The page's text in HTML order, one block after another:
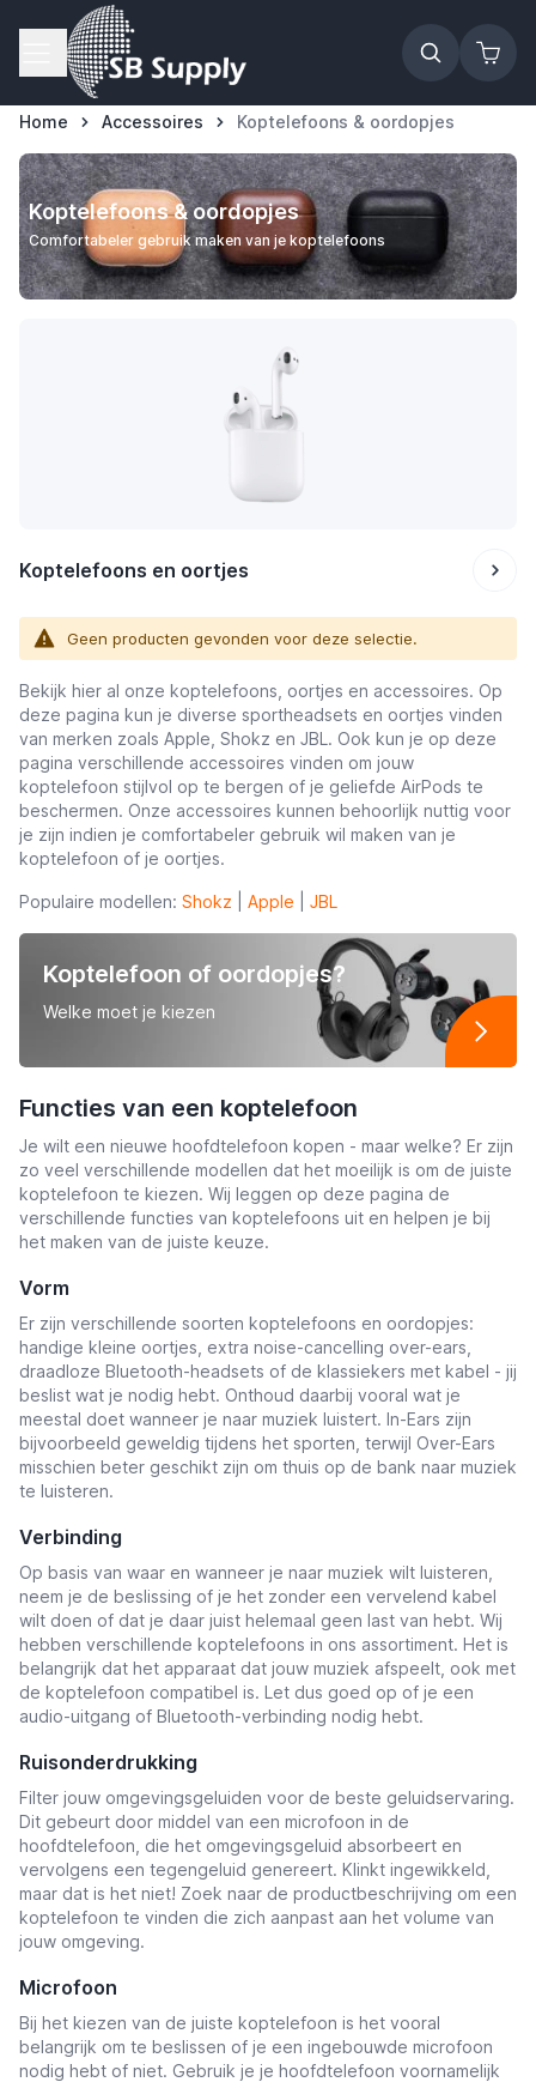
Ga naar de inhoud
Home Accessoires Koptelefoons & oordopjes
Koptelefoons & oordopjes
Comfortabeler gebruik maken van je koptelefoons
Koptelefoons en oortjes
Geen producten gevonden voor deze selectie.
Bekijk hier al onze koptelefoons, oortjes en accessoires. Op
deze pagina kun je diverse sportheadsets en oortjes vinden
van merken zoals Apple, Shokz en JBL. Ook kun je op deze
pagina verschillende accessoires vinden om jouw
koptelefoon stijlvol op te bergen of je geliefde AirPods te
beschermen. Onze accessoires kunnen behoorlijk nuttig voor
je zijn indien je comfortabeler gebruik wil maken van je
koptelefoon of je oortjes.
Populaire modellen: Shokz Apple JBL
Koptelefoon of oordopjes?
Welke moet je kiezen
Functies van een koptelefoon
Je wilt een nieuwe hoofdtelefoon kopen - maar welke? Er zijn
zo veel verschillende modellen dat het moeilijk is om de juiste
koptelefoon te kiezen. Wij leggen op deze pagina de
verschillende functies van koptelefoons uit en helpen je bij
het maken van de juiste keuze.
Vorm
Er zijn verschillende soorten koptelefoons en oordopjes:
handige kleine oortjes, extra noise-cancelling over-ears,
draadloze Bluetooth-headsets of de klassiekers met kabel - jij
beslist wat je nodig hebt. Onthoud daarbij vooral wat je
meestal doet wanneer je naar muziek luistert. In-Ears zijn
bijvoorbeeld geweldig tijdens het sporten, terwijl Over-Ears
misschien beter geschikt zijn om thuis op de bank naar muziek
te luisteren.
Verbinding
Op basis van waar en wanneer je naar muziek wilt luisteren,
neem je de beslissing of je het zonder een vervelend kabel
wilt doen of dat je daar juist helemaal geen last van hebt. Wij
hebben verschillende koptelefoons in ons assortiment. Het is
belangrijk dat het apparaat dat jouw muziek afspeelt, ook met
de koptelefoon compatibel is. Let dus goed op of je een
audio-uitgang of Bluetooth-verbinding nodig hebt.
Ruisonderdrukking
Filter jouw omgevingsgeluiden voor de beste geluidservaring.
Dit gebeurt door middel van een microfoon in de
hoofdtelefoon, die het omgevingsgeluid absorbeert en
vervolgens een tegengeluid genereert. Klinkt ingewikkeld,
maar dat is het niet! Zoek naar de productbeschrijving om een
​​koptelefoon te vinden die zich aanpast aan het volume van
jouw omgeving.
Microfoon
Bij het kiezen van de juiste koptelefoon is het vooral
belangrijk om te beslissen of je een ingebouwde microfoon
nodig hebt of niet. Gebruik je je hoofdtelefoon voornamelijk